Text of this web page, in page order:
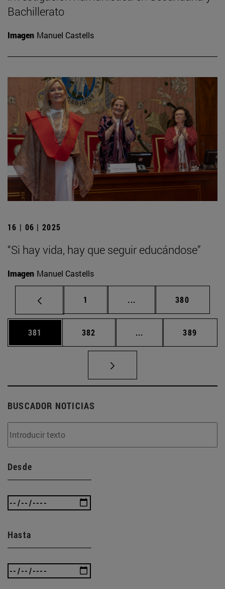
Bachillerato
Imagen Manuel Castells
16 | 06 | 2025
“Si hay vida, hay que seguir educándose”
Imagen Manuel Castells
Página
1 ... Páginas intermedias
Página
380
Página
381 Página
382 ... Páginas intermedias
Página
389
BUSCADOR NOTICIAS
Desde
Hasta